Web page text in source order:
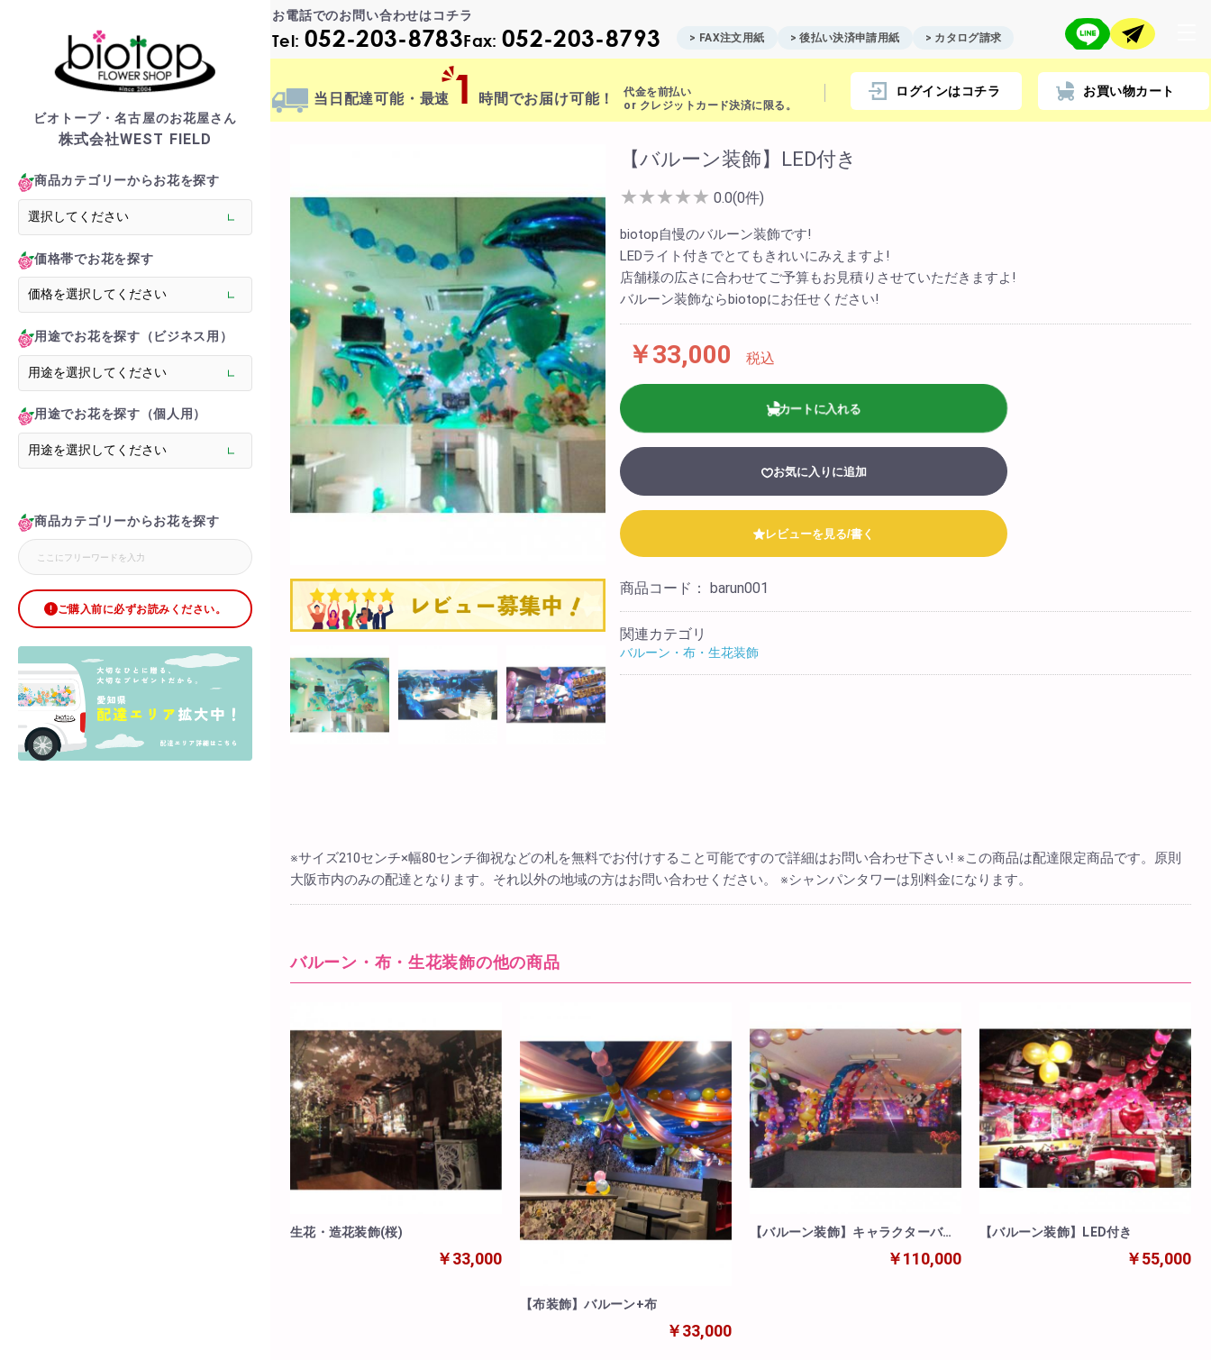
ビオトープ・名古屋のお花屋さん
株式会社WEST FIELD
商品カテゴリーからお花を探す
価格帯でお花を探す
用途でお花を探す（ビジネス用）
用途でお花を探す（個人用）
商品カテゴリーからお花を探す
ご購入前に必ずお読みください。
お電話でのお問い合わせはコチラ
Tel: 052-203-8783Fax: 052-203-8793 > FAX注文用紙 > 後払い決済申請用紙 > カタログ請求
当日配達可能・最速 1 時間でお届け可能！
代金を前払い
or クレジットカード決済に限る。
ログインはコチラ お買い物カート
商品一覧カテゴリー
> フラワースタンド
> バルーンスタンド
> オーダーメイド
> 胡蝶蘭
> 観葉植物
> フラワーアレンジメント
> バルーン＆ぬいぐるみアレンジメント
> 花束(フラワーブーケ)
> バルーン＆ぬいぐるみ花束
> メモリアルフラワー
> ラグジュアリーフラワー
> バラ
> シャンパンタワー
> アーチ
> ブリザードフラワー
> ローズベア
> 金額調整オプション
立て札制作
サプライズ装飾ギャラリー
FAX注文用紙
後払い決済申請用紙
カタログ請求
配達可能エリア
スタッフブログ
biotopについて
店舗情報
法人様向け
会社概要
採用情報
> biotop 名古屋店
> biotop 梅田店
> biotop 心斎橋店
> biotop 広島店
【バルーン装飾】LED付き
★★★★★ 0.0(0件)
biotop自慢のバルーン装飾です!
LEDライト付きでとてもきれいにみえますよ!
店舗様の広さに合わせてご予算もお見積りさせていただきますよ!
バルーン装飾ならbiotopにお任せください!
￥33,000 税込
カートに入れる
お気に入りに追加
レビューを見る/書く
商品コード： barun001
関連カテゴリ
バルーン・布・生花装飾
※サイズ210センチ×幅80センチ御祝などの札を無料でお付けすること可能ですので詳細はお問い合わせ下さい! ※この商品は配達限定商品です。原則
大阪市内のみの配達となります。それ以外の地域の方はお問い合わせください。 ※シャンパンタワーは別料金になります。
バルーン・布・生花装飾の他の商品
生花・造花装飾(桜)
￥33,000
【布装飾】バルーン+布
￥33,000
【バルーン装飾】キャラクターバル
￥110,000
【バルーン装飾】LED付き
￥55,000